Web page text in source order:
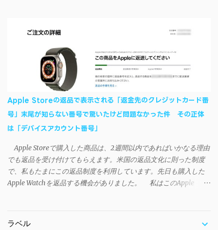
iSyncrを活用することで、Androidデバイスでもレート機能や再生
ートフォンに移行したい場合に役立つはずだ。
す・・・。カッコイイ！！ 開発ページ（英語） gpbeta.com - The
SAO Utilities Project – development log インストール（導入）手順
1. 開発ページ のDownloadsの項目から自分のOSにあったファイル
をダウンロードする。 Windows（Windows2000, XP, Vista, Win7,
Win8）に対応です。 （ ◆自分のパソコンが 32 ビット版か 64 ビッ
ト版かを確認したい ） 2.ダウンロードしたファイルを解凍後、
（自分はProgram Filesの中に移動させちゃいました）フォルダの
中にある SAO Utils.exe を実行。 3.アップデートがある場合は起動
時に知らせてくれるので、パッチをダウンロードしましょう。 ダ
て切り取り、先ほどダウンロードした SAO Utilsフォルダ へ貼り付
け、新しいファイルへ置き換えることで適用できます。 起動方法
と各種設定 アップデートが完了したら改めて SAO Utils.exe を起動
すると、アニメで見覚えのあるスプラッシュウィンドウがSEとと
（ランチャーの中からも可能です）簡単ですが日本語訳。（現在
Apple Storeの返品で表示される「返金先のクレジットカード番
号」末尾が知らない番号で驚いたけど問題なかった件 その正体
は「デバイスアカウント番号」
Apple Storeで購入した商品は、2週間以内であればいかなる理由
でも返品を受け付けてもらえます。米国の返品文化に則った制度
で、私もたまにこの返品制度を利用しています。先日も購入した
Apple Watchを返品する機会がありました。 私はこのApple
ラベル